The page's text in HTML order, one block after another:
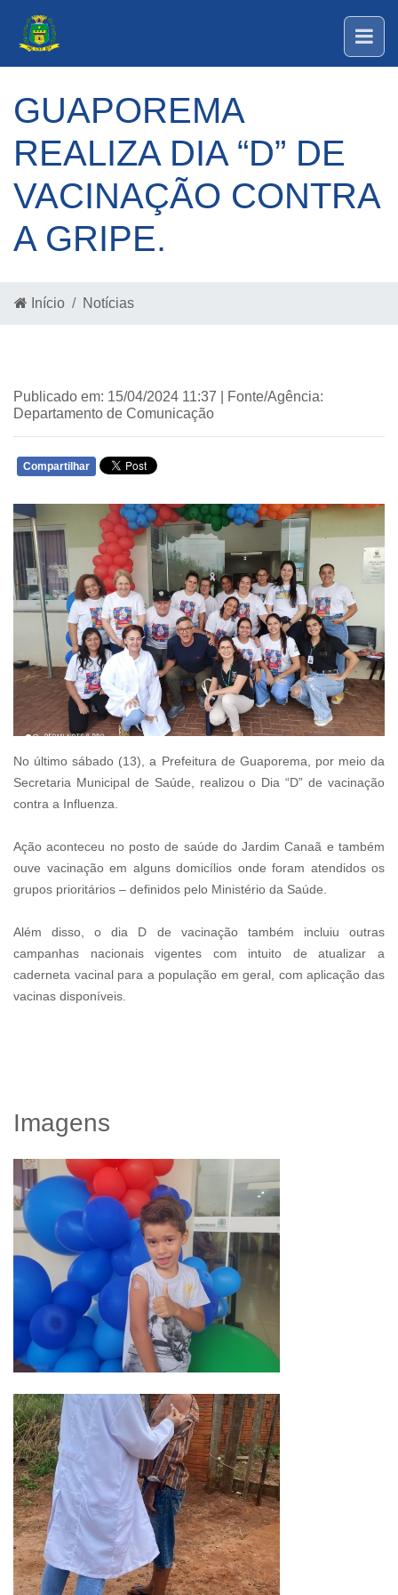
GUAPOREMA
REALIZA DIA “D” DE
VACINAÇÃO CONTRA
A GRIPE.
Início Notícias
Publicado em: 15/04/2024 11:37 | Fonte/Agência:
Departamento de Comunicação
Compartilhar
No último sábado (13), a Prefeitura de Guaporema, por meio da
Secretaria Municipal de Saúde, realizou o Dia “D” de vacinação
contra a Influenza.
Ação aconteceu no posto de saúde do Jardim Canaã e também
ouve vacinação em alguns domicílios onde foram atendidos os
grupos prioritários – definidos pelo Ministério da Saúde.
Além disso, o dia D de vacinação também incluiu outras
campanhas nacionais vigentes com intuito de atualizar a
caderneta vacinal para a população em geral, com aplicação das
vacinas disponíveis.
Imagens